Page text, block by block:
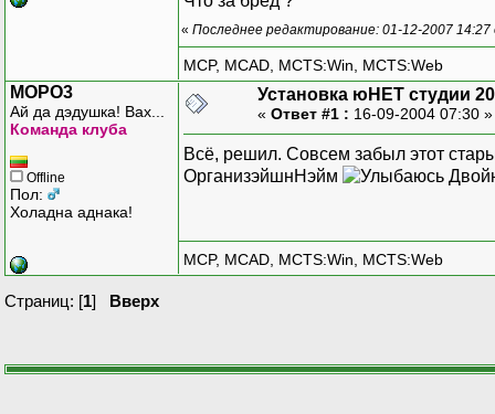
« Последнее редактирование: 01-12-2007
MCP, MCAD, MCTS:Win, MCTS:Web
MOPO3
Ай да дэдушка! Вах...
Команда клуба
Offline
Пол:
Холадна аднака!
Установка юНЕТ студии
« Ответ #1 : 16-09-2004 07:30
Всё, решил. Совсем забыл этот
ОрганизэйшнНэйм
MCP, MCAD, MCTS:Win, MCTS:Web
Страниц: [1] Вверх